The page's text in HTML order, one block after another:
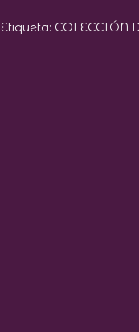
Etiqueta: COLECCIÓN